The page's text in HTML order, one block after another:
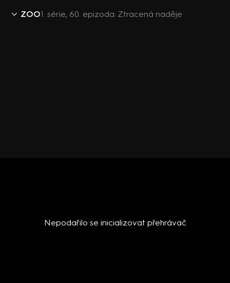
ZOO1. série, 60. epizoda: Ztracená naděje
Nepodařilo se inicializovat přehrávač